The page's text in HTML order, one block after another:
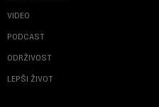
VIDEO
PODCAST
ODRŽIVOST
LEPŠI ŽIVOT